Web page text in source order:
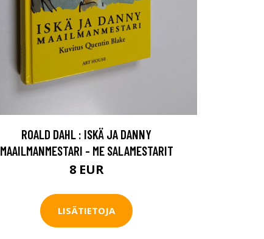
ROALD DAHL : ISKÄ JA DANNY
MAAILMANMESTARI - ME SALAMESTARIT
8 EUR
LISÄTIETOJA